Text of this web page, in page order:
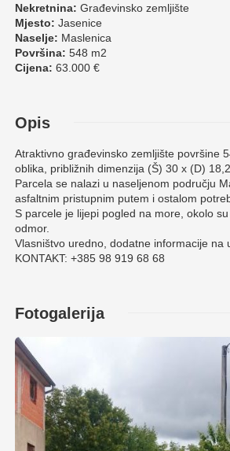
Nekretnina: Građevinsko zemljište
Mjesto: Jasenice
Naselje: Maslenica
Površina: 548 m2
Cijena: 63.000 €
Opis
Atraktivno građevinsko zemljište površine
oblika, približnih dimenzija (Š) 30 x (D) 18,2
Parcela se nalazi u naseljenom području
asfaltnim pristupnim putem i ostalom
S parcele je lijepi pogled na more, okolo
odmor.
Vlasništvo uredno, dodatne informacije na
KONTAKT: +385 98 919 68 68
Fotogalerija